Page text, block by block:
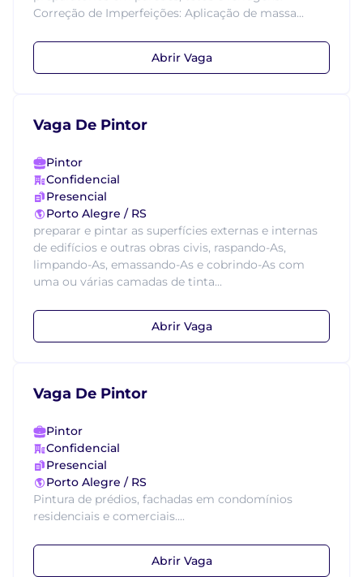
Correção de Imperfeições: Aplicação de massa...
Abrir Vaga
Vaga De Pintor
Pintor
Confidencial
Presencial
Porto Alegre / RS
preparar e pintar as superfícies externas e internas
de edifícios e outras obras civis, raspando-As,
limpando-As, emassando-As e cobrindo-As com
uma ou várias camadas de tinta...
Abrir Vaga
Vaga De Pintor
Pintor
Confidencial
Presencial
Porto Alegre / RS
Pintura de prédios, fachadas em condomínios
residenciais e comerciais....
Abrir Vaga